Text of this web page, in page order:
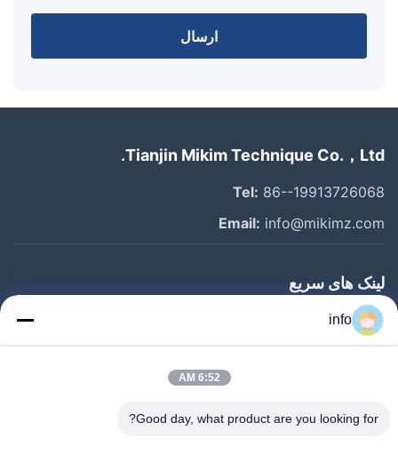
ارسال
Tianjin Mikim Technique Co.，Ltd.
Tel: 86--19913726068
Email: info@mikimz.com
لینک های سریع
خانه
محصولات
درباره ما
info
6:52 AM
Good day, what product are you looking for?